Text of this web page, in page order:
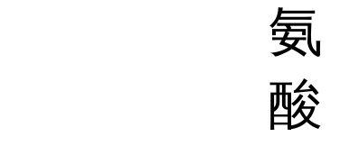
氨
酸